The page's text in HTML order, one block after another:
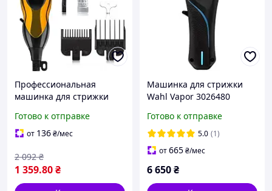
Профессиональная
машинка для стрижки
SuperTaper США
триммер, от сети
Готово к отправке
от 136₴/мес
1 359.80₴
2 092 ₴
Машинка для стрижки
Wahl Vapor 3026480
Готово к отправке
5.0 (1)
от665₴/мес
6 650₴